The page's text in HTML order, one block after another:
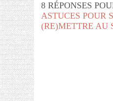
8 RÉPONSES
ASTUCES POUR
(RE)METTRE AU